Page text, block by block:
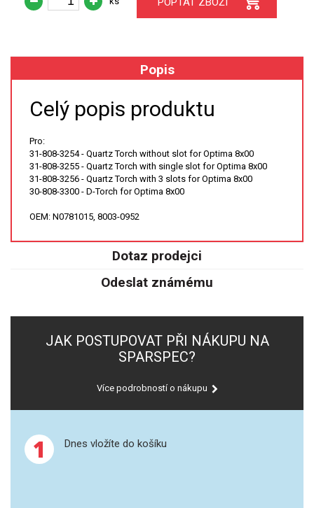
XRF
VZORKOVNICE XRF
STANDARDNÍ ROZTOKY A RM
VÝBOJKY PRO UV/VIS
SPEKTROFOTOMETRY
PŘÍPRAVA VZORKŮ
Popis
Celý popis produktu
Pro:
31-808-3254 - Quartz Torch without slot for Optima 8x00
31-808-3255 - Quartz Torch with single slot for Optima 8x00
31-808-3256 - Quartz Torch with 3 slots for Optima 8x00
30-808-3300 - D-Torch for Optima 8x00
OEM: N0781015, 8003-0952
Dotaz prodejci
Odeslat známému
JAK POSTUPOVAT PŘI NÁKUPU NA
SPARSPEC?
Více podrobností o nákupu
1 Dnes vložíte do košíku